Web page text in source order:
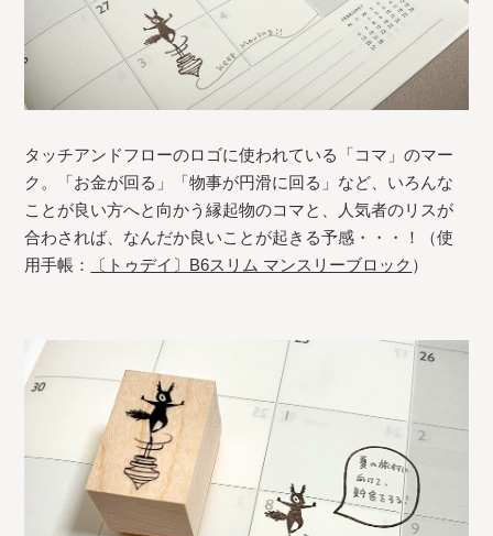
タッチアンドフローのロゴに使われている「コマ」のマー
ク。「お金が回る」「物事が円滑に回る」など、いろんな
ことが良い方へと向かう縁起物のコマと、人気者のリスが
合わされば、なんだか良いことが起きる予感・・・！（使
用手帳：
〔トゥデイ〕B6スリム マンスリーブロック ）